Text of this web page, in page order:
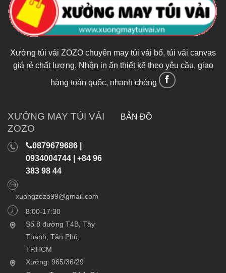
Xưởng túi vải ZOZO chuyên may túi vải bố, túi vải canvas
giá rẻ chất lượng. Nhận in ấn thiết kế theo yêu cầu, giao
hàng toàn quốc, nhanh chóng
XƯỞNG MAY TÚI VẢI
ZOZO
0879679686 |
0934004744 | +84 96
383 98 44
xuongzozo99@gmail.com
8:00-17:30
Số 8 đường T4B, Tây
Thạnh, Tân Phú,
TP.HCM
Xưởng: 965/36/29
BẢN ĐỒ